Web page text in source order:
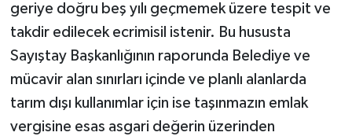
geriye doğru beş yılı geçmemek üzere tespit ve
takdir edilecek ecrimisil istenir. Bu hususta
Sayıştay Başkanlığının raporunda Belediye ve
mücavir alan sınırları içinde ve planlı alanlarda
tarım dışı kullanımlar için ise taşınmazın emlak
vergisine esas asgari değerin üzerinden